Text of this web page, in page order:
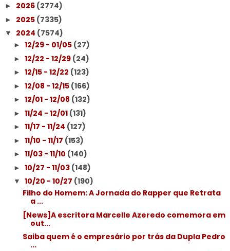
► 2026 (2774)
► 2025 (7335)
▼ 2024 (7574)
► 12/29 - 01/05 (27)
► 12/22 - 12/29 (24)
► 12/15 - 12/22 (123)
► 12/08 - 12/15 (166)
► 12/01 - 12/08 (132)
► 11/24 - 12/01 (131)
► 11/17 - 11/24 (127)
► 11/10 - 11/17 (153)
► 11/03 - 11/10 (140)
► 10/27 - 11/03 (148)
▼ 10/20 - 10/27 (190)
Filho do Homem: A Jornada do Rapper que Retrata
a ...
[News]A escritora Marcelle Azeredo comemora em
out...
Saiba quem é o empresário por trás da Dupla Pedro
...